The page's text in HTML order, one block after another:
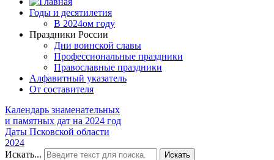
Годы и десятилетия
В 2024ом году
Праздники России
Дни воинской славы
Профессиональные праздники
Православные праздники
Алфавитный указатель
От составителя
Календарь знаменательных
и памятных дат на 2024 год
Даты Псковской области
2024
Искать...
Искать